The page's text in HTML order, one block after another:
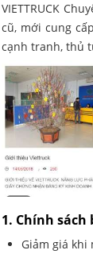
VIETTRUCK
cũ, mới cung
cạnh tranh, thủ
1. Chính sách
Giảm giá khi